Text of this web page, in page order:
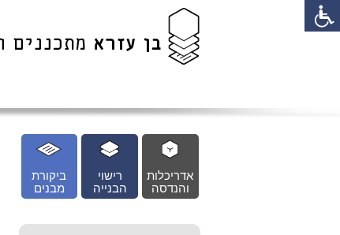
ביקורת
מבנים
רישוי
הבנייה
אדריכלות
והנדסה